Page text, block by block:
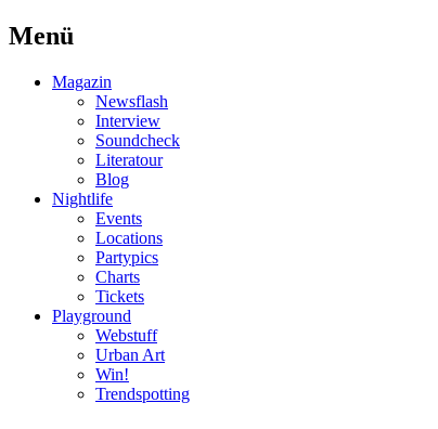
Menü
Magazin
Newsflash
Interview
Soundcheck
Literatour
Blog
Nightlife
Events
Locations
Partypics
Charts
Tickets
Playground
Webstuff
Urban Art
Win!
Trendspotting